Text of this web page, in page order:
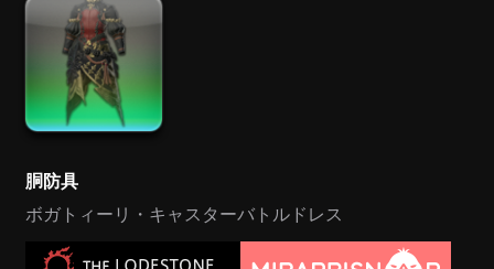
胴防具
ボガトィーリ・キャスターバトルドレス